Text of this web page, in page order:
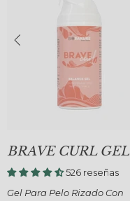
BRAVE CURL GEL
526 reseñas
Gel Para Pelo Rizado Con